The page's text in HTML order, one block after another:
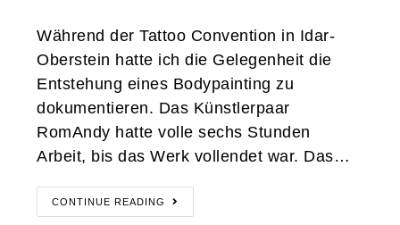
Während der Tattoo Convention in Idar-
Oberstein hatte ich die Gelegenheit die
Entstehung eines Bodypainting zu
dokumentieren. Das Künstlerpaar
RomAndy hatte volle sechs Stunden
Arbeit, bis das Werk vollendet war. Das…
CONTINUE READING